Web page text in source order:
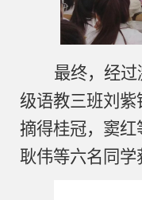
最终，经过
级语教三班刘紫
摘得桂冠，窦红
耿伟等六名同学